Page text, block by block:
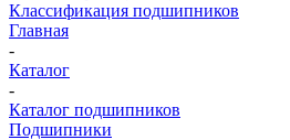
Классификация подшипников
Главная
-
Каталог
-
Каталог подшипников
Подшипники